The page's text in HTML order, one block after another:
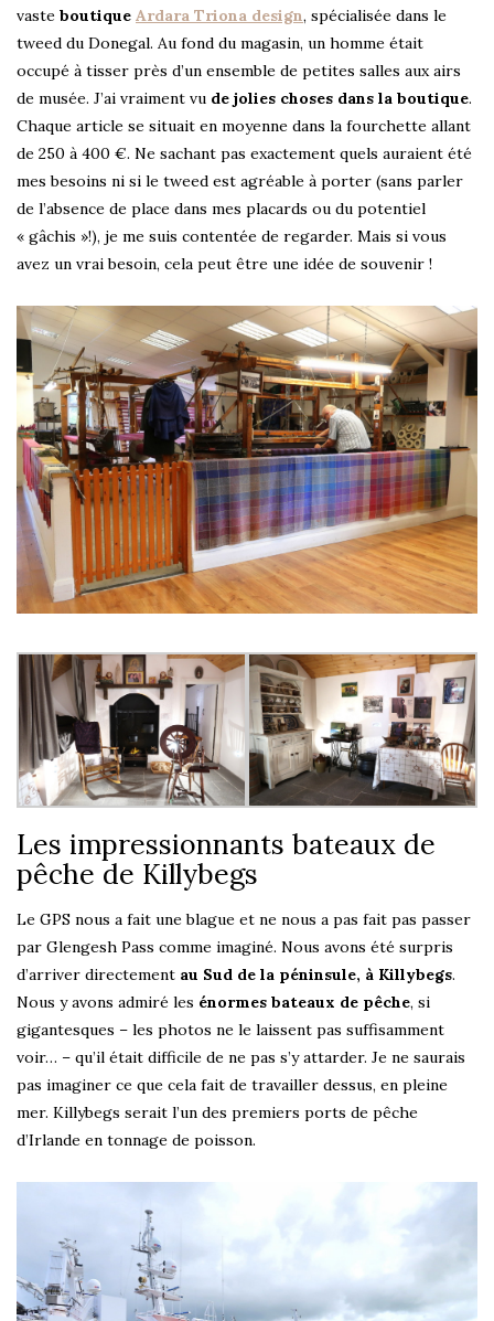
vaste boutique Ardara Triona design, spécialisée dans le
tweed du Donegal. Au fond du magasin, un homme était
occupé à tisser près d’un ensemble de petites salles aux airs
de musée. J’ai vraiment vu de jolies choses dans la boutique.
Chaque article se situait en moyenne dans la fourchette allant
de 250 à 400 €. Ne sachant pas exactement quels auraient été
mes besoins ni si le tweed est agréable à porter (sans parler
de l’absence de place dans mes placards ou du potentiel
« gâchis »!), je me suis contentée de regarder. Mais si vous
avez un vrai besoin, cela peut être une idée de souvenir !
Les impressionnants bateaux de
pêche de Killybegs
Le GPS nous a fait une blague et ne nous a pas fait pas passer
par Glengesh Pass comme imaginé. Nous avons été surpris
d’arriver directement au Sud de la péninsule, à Killybegs.
Nous y avons admiré les énormes bateaux de pêche, si
gigantesques – les photos ne le laissent pas suffisamment
voir… – qu’il était difficile de ne pas s’y attarder. Je ne saurais
pas imaginer ce que cela fait de travailler dessus, en pleine
mer. Killybegs serait l’un des premiers ports de pêche
d’Irlande en tonnage de poisson.